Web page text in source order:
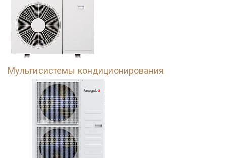
Мультисистемы кондиционирования